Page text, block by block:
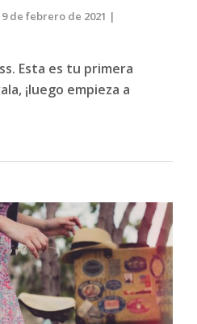
9 de febrero de 2021 |
Esta es tu primera
¡luego empieza a